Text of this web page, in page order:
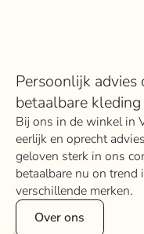
Persoonlijk
betaalbare
Bij ons in de winkel in
eerlijk en oprecht
geloven sterk in ons
betaalbare nu on trend
verschillende merken.
Over ons